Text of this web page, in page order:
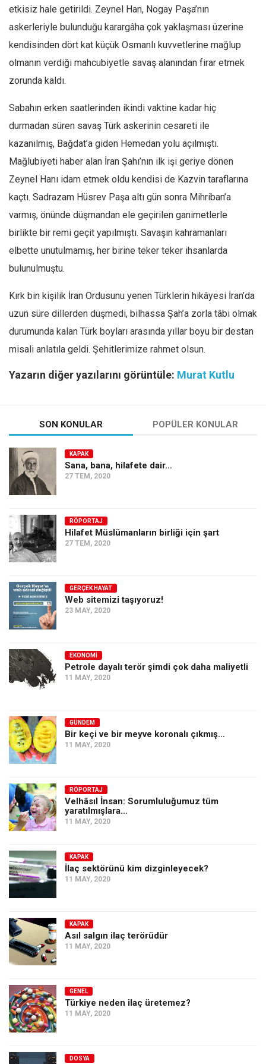
etkisiz hale getirildi. Zeynel Han, Nogay Paşa’nın
askerleriyle bulunduğu karargâha çok yaklaşması üzerine
kendisinden dört kat küçük Osmanlı kuvvetlerine mağlup
olmanın verdiği mahcubiyetle savaş alanından firar etmek
zorunda kaldı.
Sabahın erken saatlerinden ikindi vaktine kadar hiç
durmadan süren savaş Türk askerinin cesareti ile
kazanılmış, Bağdat’a giden Hemedan yolu açılmıştı.
Mağlubiyeti haber alan İran Şahı’nın ilk işi geriye dönen
Zeynel Hanı idam etmek oldu kendisi de Kazvin taraflarına
kaçtı. Sadrazam Hüsrev Paşa altı gün sonra Mihriban’a
varmış, önünde düşmandan ele geçirilen ganimetlerle
birlikte bir remi geçit yapılmıştı. Savaşın kahramanları
elbette unutulmamış, her birine teker teker ihsanlarda
bulunulmuştu.
Kırk bin kişilik İran Ordusunu yenen Türklerin hikâyesi İran’da
uzun süre dillerden düşmedi, bilhassa Şah’a zorla tâbi olmak
durumunda kalan Türk boyları arasında yıllar boyu bir destan
misali anlatıla geldi. Şehitlerimize rahmet olsun.
Yazarın diğer yazılarını görüntüle: Murat Kutlu
SON KONULAR POPÜLER KONULAR
KAPAK
Sana, bana, hilafete dair…
27 TEM, 2020
RÖPORTAJ
Hilafet Müslümanların birliği için şart
27 TEM, 2020
GERÇEK HAYAT
Web sitemizi taşıyoruz!
23 MAY, 2020
EKONOMI
Petrole dayalı terör şimdi çok daha maliyetli
11 MAY, 2020
GÜNDEM
Bir keçi ve bir meyve koronalı çıkmış…
11 MAY, 2020
RÖPORTAJ
Velhâsıl İnsan: Sorumluluğumuz tüm
yaratılmışlara…
11 MAY, 2020
KAPAK
İlaç sektörünü kim dizginleyecek?
11 MAY, 2020
KAPAK
Asıl salgın ilaç terörüdür
11 MAY, 2020
GENEL
Türkiye neden ilaç üretemez?
11 MAY, 2020
DOSYA